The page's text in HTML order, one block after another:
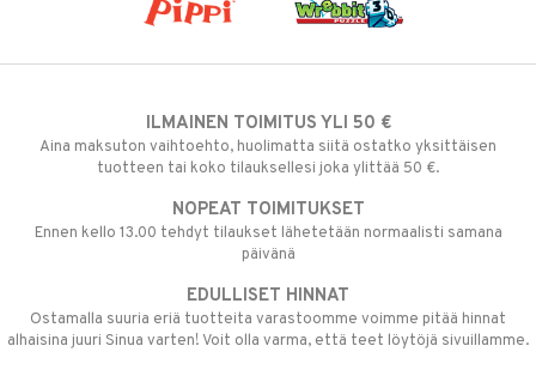
ILMAINEN TOIMITUS YLI 50 €
Aina maksuton vaihtoehto, huolimatta siitä ostatko yksittäisen
tuotteen tai koko tilauksellesi joka ylittää 50 €.
NOPEAT TOIMITUKSET
Ennen kello 13.00 tehdyt tilaukset lähetetään normaalisti samana
päivänä
EDULLISET HINNAT
Ostamalla suuria eriä tuotteita varastoomme voimme pitää hinnat
alhaisina juuri Sinua varten! Voit olla varma, että teet löytöjä sivuillamme.